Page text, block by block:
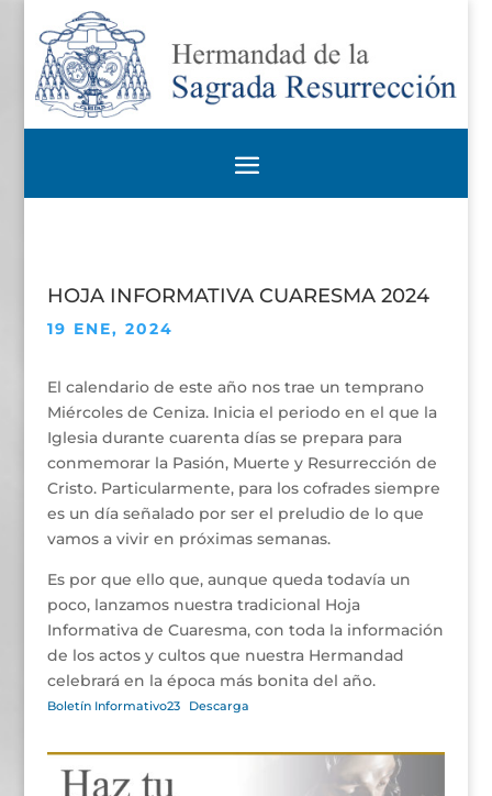
HOJA INFORMATIVA CUARESMA 2024
19 ENE, 2024
El calendario de este año nos trae un temprano
Miércoles de Ceniza. Inicia el periodo en el que la
Iglesia durante cuarenta días se prepara para
conmemorar la Pasión, Muerte y Resurrección de
Cristo. Particularmente, para los cofrades siempre
es un día señalado por ser el preludio de lo que
vamos a vivir en próximas semanas.
Es por que ello que, aunque queda todavía un
poco, lanzamos nuestra tradicional Hoja
Informativa de Cuaresma, con toda la información
de los actos y cultos que nuestra Hermandad
celebrará en la época más bonita del año.
Boletín Informativo23 Descarga